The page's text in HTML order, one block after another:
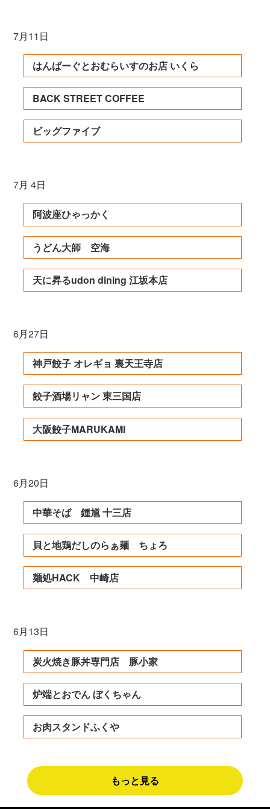
7月11日
はんばーぐとおむらいすのお店 いくら
BACK STREET COFFEE
ビッグファイブ
7月 4日
阿波座ひゃっかく
うどん大師 空海
天に昇るudon dining 江坂本店
6月27日
神戸餃子 オレギョ 裏天王寺店
餃子酒場リャン 東三国店
大阪餃子MARUKAMI
6月20日
中華そば 鍾馗 十三店
貝と地鶏だしのらぁ麺 ちょろ
麺処HACK 中崎店
6月13日
炭火焼き豚丼専門店 豚小家
炉端とおでん ぼくちゃん
お肉スタンドふくや
もっと見る